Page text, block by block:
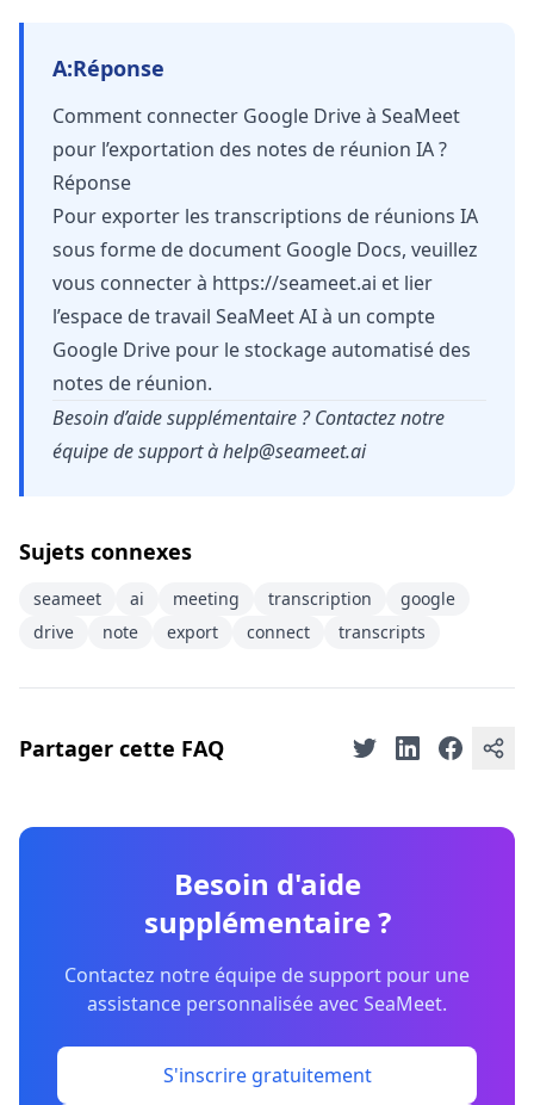
A:Réponse
Comment connecter Google Drive à SeaMeet
pour l’exportation des notes de réunion IA ?
Réponse
Pour exporter les transcriptions de réunions IA
sous forme de document Google Docs, veuillez
vous connecter à https://seameet.ai et lier
l’espace de travail SeaMeet AI à un compte
Google Drive pour le stockage automatisé des
notes de réunion.
Besoin d’aide supplémentaire ? Contactez notre
équipe de support àhelp@seameet.ai
Sujets connexes
seameet ai meeting transcription
google
drive
note export connect transcripts
Partager cette FAQ
Besoin d'aide
supplémentaire ?
Contactez notre équipe de support pour une
assistance personnalisée avec SeaMeet.
S'inscrire gratuitement